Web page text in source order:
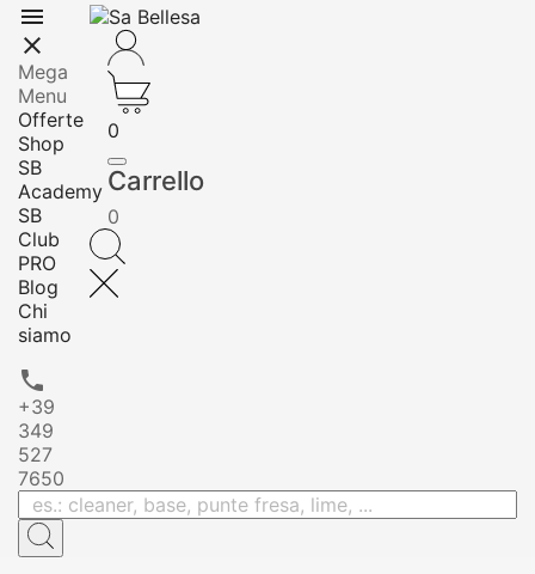


Mega
Menu
Offerte
Shop
SB
Academy
SB
Club
PRO
Blog
Chi
siamo

+39
349
527
7650
0
Carrello
0